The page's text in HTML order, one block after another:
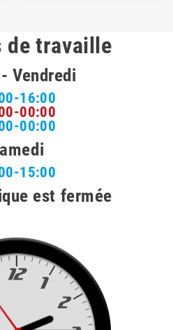
de travaille
Vendredi
16:00
00:00
00:00
15:00
est fermée